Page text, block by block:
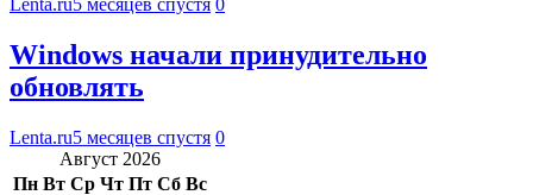
Lenta.ru5 месяцев спустя 0
Windows начали принудительно
обновлять
Lenta.ru5 месяцев спустя 0
Август 2026
Пн Вт Ср Чт Пт Сб Вс